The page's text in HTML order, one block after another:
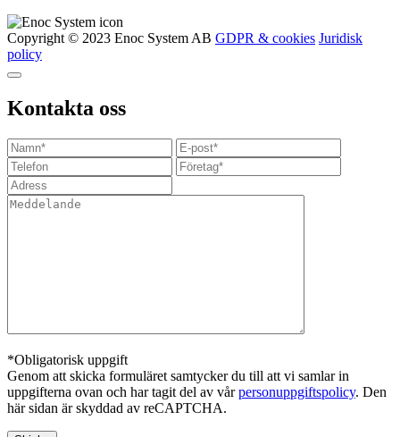
Copyright © 2023 Enoc System AB GDPR & cookies Juridisk
policy
Kontakta oss
*Obligatorisk uppgift
Genom att skicka formuläret samtycker du till att vi samlar in
uppgifterna ovan och har tagit del av vårpersonuppgiftspolicy. Den
här sidan är skyddad av reCAPTCHA.